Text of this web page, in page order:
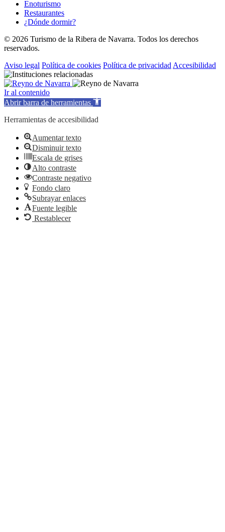
Enoturismo
Restaurantes
¿Dónde dormir?
© 2026 Turismo de la Ribera de Navarra. Todos los derechos
reservados.
Aviso legal Política de cookies Política de privacidad Accesibilidad
Ir al contenido
Abrir barra de herramientas
Herramientas de accesibilidad
Aumentar texto
Disminuir texto
Escala de grises
Alto contraste
Contraste negativo
Fondo claro
Subrayar enlaces
Fuente legible
Restablecer